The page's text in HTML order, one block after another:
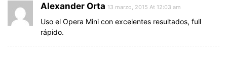
Alexander Orta 13 marzo, 2015 At 12:03 am
Uso el Opera Mini con excelentes resultados, full
rápido.